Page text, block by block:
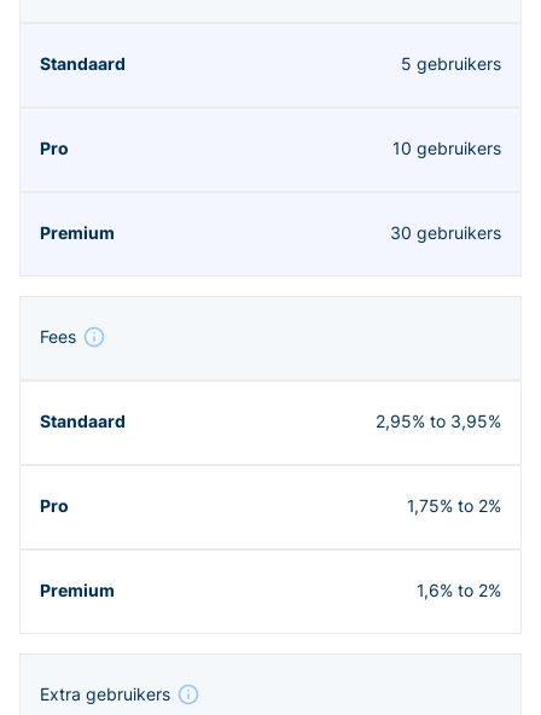
5 gebruikers
10 gebruikers
30 gebruikers
Fees
2,95% to 3,95%
1,75% to 2%
1,6% to 2%
Extra gebruikers